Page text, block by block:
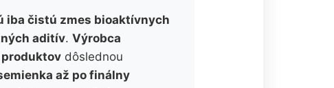
iba čistú zmes bioaktívnych
aditív. Výrobca
dôslednou
až po finálny